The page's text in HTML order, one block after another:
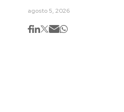
agosto 5, 2026